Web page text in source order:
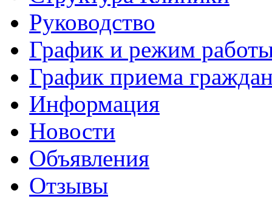
Руководство
График и режим
График приема
Информация
Новости
Объявления
Отзывы